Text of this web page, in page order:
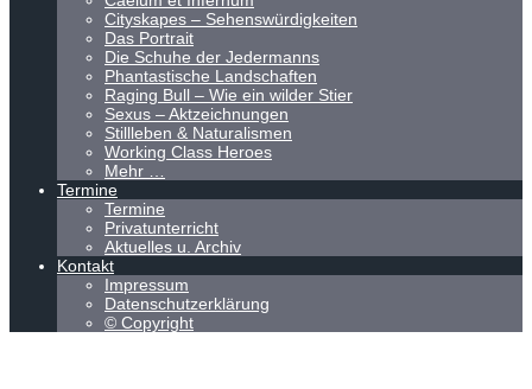
Cityskapes – Sehenswürdigkeiten
Das Portrait
Die Schuhe der Jedermanns
Phantastische Landschaften
Raging Bull – Wie ein wilder Stier
Sexus – Aktzeichnungen
Stillleben & Naturalismen
Working Class Heroes
Mehr …
Termine
Termine
Privatunterricht
Aktuelles u. Archiv
Kontakt
Impressum
Datenschutzerklärung
© Copyright